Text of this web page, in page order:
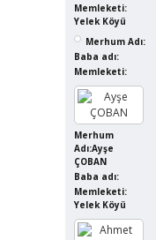
Memleketi:
Yelek Köyü
Merhum Adı:
Baba adı:
Memleketi:
Merhum
Adı:Ayşe
ÇOBAN
Baba adı:
Memleketi:
Yelek Köyü